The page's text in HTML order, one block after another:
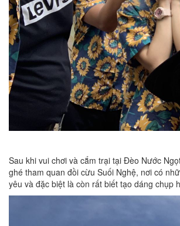
Sau khi vui chơi và cắm trại tại Đèo Nước
ghé tham quan đồi cừu Suối Nghệ, nơi có
yêu và đặc biệt là còn rất biết tạo dáng chụp